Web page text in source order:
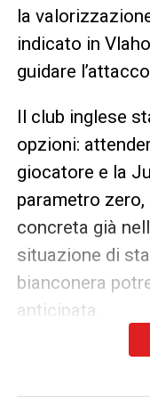
la
indicato in
guidare
Il club inglese
opzioni:
giocatore e la
parametro zero,
concreta già
situazione di
bianconera
anticipata.
Anche